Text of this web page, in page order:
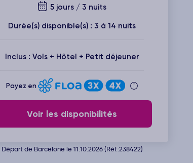
5 jours / 3 nuits
Durée(s) disponible(s) : 3 à 14 nuits
Inclus : Vols + Hôtel + Petit déjeuner
Payez en
Voir les disponibilités
Départ de Barcelone le 11.10.2026 (Réf.:238422)